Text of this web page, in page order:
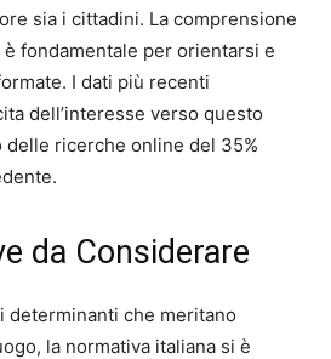
sia i cittadini. La comprensione
fondamentale per orientarsi e
I dati più recenti
dell’interesse verso questo
delle ricerche online del 35%
da Considerare
determinanti che meritano
la normativa italiana si è